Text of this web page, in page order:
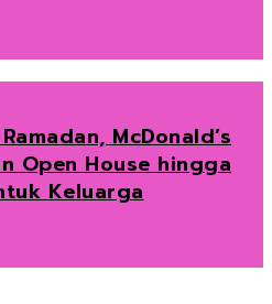
McDonald’s
Open House hingga
Keluarga